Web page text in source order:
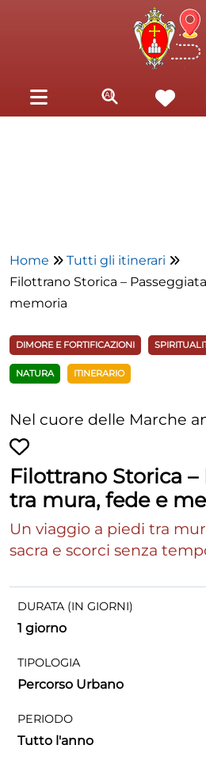
Home
Tutti gli itinerari
Filottrano Storica –
memoria
DIMORE E FORTIFICAZIONI
NATURA ITINERARIO
Nel cuore delle Marche
Filottrano Storica –
tra mura, fede e
Un viaggio a piedi tra
sacra e scorci senza
DURATA (IN GIORNI)
1 giorno
TIPOLOGIA
Percorso Urbano
PERIODO
Tutto l'anno